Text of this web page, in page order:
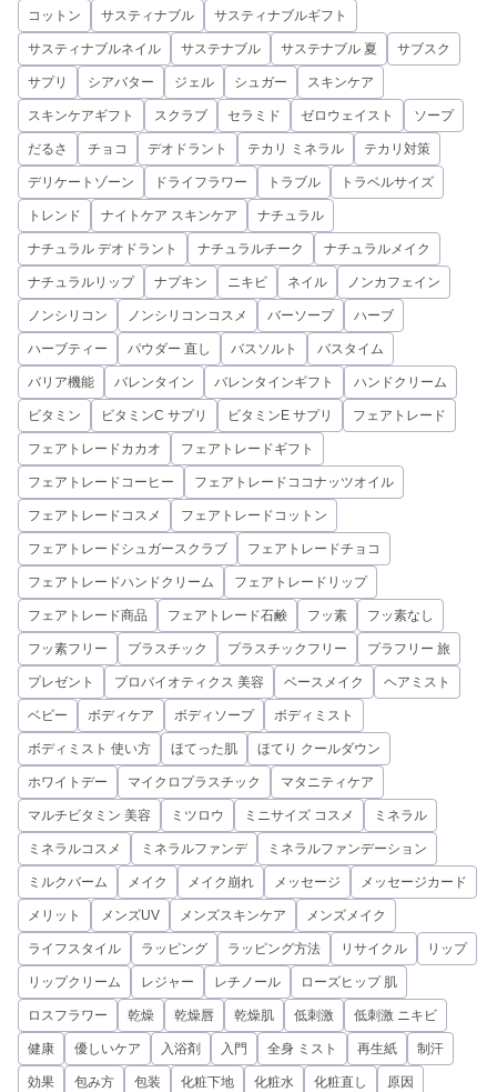
コットン サスティナブル サスティナブルギフト
サスティナブルネイル サステナブル サステナブル 夏 サブスク
サプリ シアバター ジェル シュガー スキンケア
スキンケアギフト スクラブ セラミド ゼロウェイスト ソープ
だるさ チョコ デオドラント テカリ ミネラル テカリ対策
デリケートゾーン ドライフラワー トラブル トラベルサイズ
トレンド ナイトケア スキンケア ナチュラル
ナチュラル デオドラント ナチュラルチーク ナチュラルメイク
ナチュラルリップ ナプキン ニキビ ネイル ノンカフェイン
ノンシリコン ノンシリコンコスメ バーソープ ハーブ
ハーブティー パウダー 直し バスソルト バスタイム
バリア機能 バレンタイン バレンタインギフト ハンドクリーム
ビタミン ビタミンC サプリ ビタミンE サプリ フェアトレード
フェアトレードカカオ フェアトレードギフト
フェアトレードコーヒー フェアトレードココナッツオイル
フェアトレードコスメ フェアトレードコットン
フェアトレードシュガースクラブ フェアトレードチョコ
フェアトレードハンドクリーム フェアトレードリップ
フェアトレード商品 フェアトレード石鹸 フッ素 フッ素なし
フッ素フリー プラスチック プラスチックフリー プラフリー 旅
プレゼント プロバイオティクス 美容 ベースメイク ヘアミスト
ベビー ボディケア ボディソープ ボディミスト
ボディミスト 使い方 ほてった肌 ほてり クールダウン
ホワイトデー マイクロプラスチック マタニティケア
マルチビタミン 美容 ミツロウ ミニサイズ コスメ ミネラル
ミネラルコスメ ミネラルファンデ ミネラルファンデーション
ミルクバーム メイク メイク崩れ メッセージ メッセージカード
メリット メンズUV メンズスキンケア メンズメイク
ライフスタイル ラッピング ラッピング方法 リサイクル リップ
リップクリーム レジャー レチノール ローズヒップ 肌
ロスフラワー 乾燥 乾燥唇 乾燥肌 低刺激 低刺激 ニキビ
健康 優しいケア 入浴剤 入門 全身 ミスト 再生紙 制汗
効果 包み方 包装 化粧下地 化粧水 化粧直し 原因